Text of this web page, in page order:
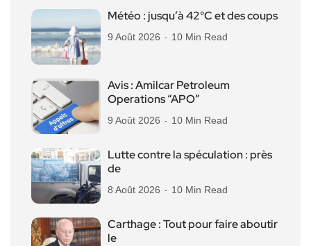
Météo : jusqu’à 42°C et des coups
9 Août 2026 10 Min Read
Avis : Amilcar Petroleum
Operations “APO”
9 Août 2026 10 Min Read
Lutte contre la spéculation : près
de
8 Août 2026 10 Min Read
Carthage : Tout pour faire aboutir
le